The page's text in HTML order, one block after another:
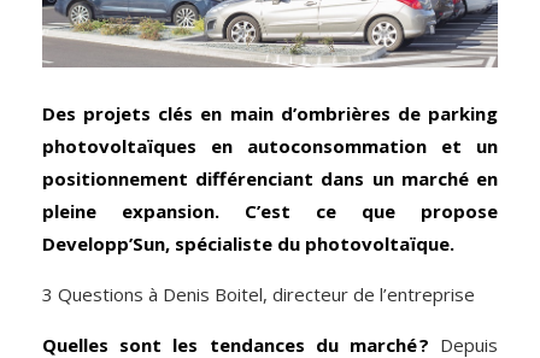
Des projets clés en main d’ombrières de parking
photovoltaïques en autoconsommation et un
positionnement différenciant dans un marché en
pleine expansion. C’est ce que propose
Developp’Sun, spécialiste du photovoltaïque.
3 Questions à Denis Boitel, directeur de l’entreprise
Quelles sont les tendances du marché ? Depuis